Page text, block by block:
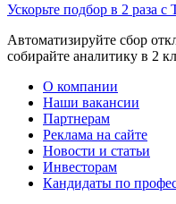
Ускорьте подбор в 2 раза с
Автоматизируйте сбор
собирайте аналитику в 2
О компании
Наши вакансии
Партнерам
Реклама на сайте
Новости и статьи
Инвесторам
Кандидаты по